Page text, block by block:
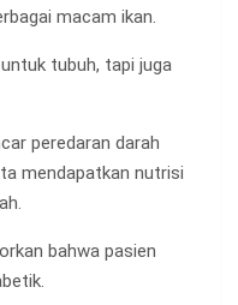
macam ikan.
tubuh, tapi juga
peredaran darah
mendapatkan nutrisi
bahwa pasien